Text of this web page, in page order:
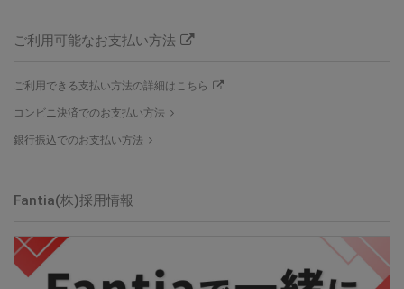
ご利用可能なお支払い方法
ご利用できる支払い方法の詳細はこちら
コンビニ決済でのお支払い方法
銀行振込でのお支払い方法
Fantia(株)採用情報